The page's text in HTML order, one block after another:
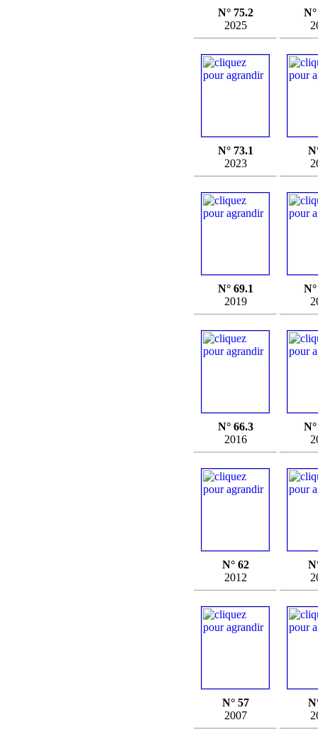
N° 75.2
2025
N° 73.1
2023
N° 69.1
2019
N° 66.3
2016
N° 62
2012
N° 57
2007